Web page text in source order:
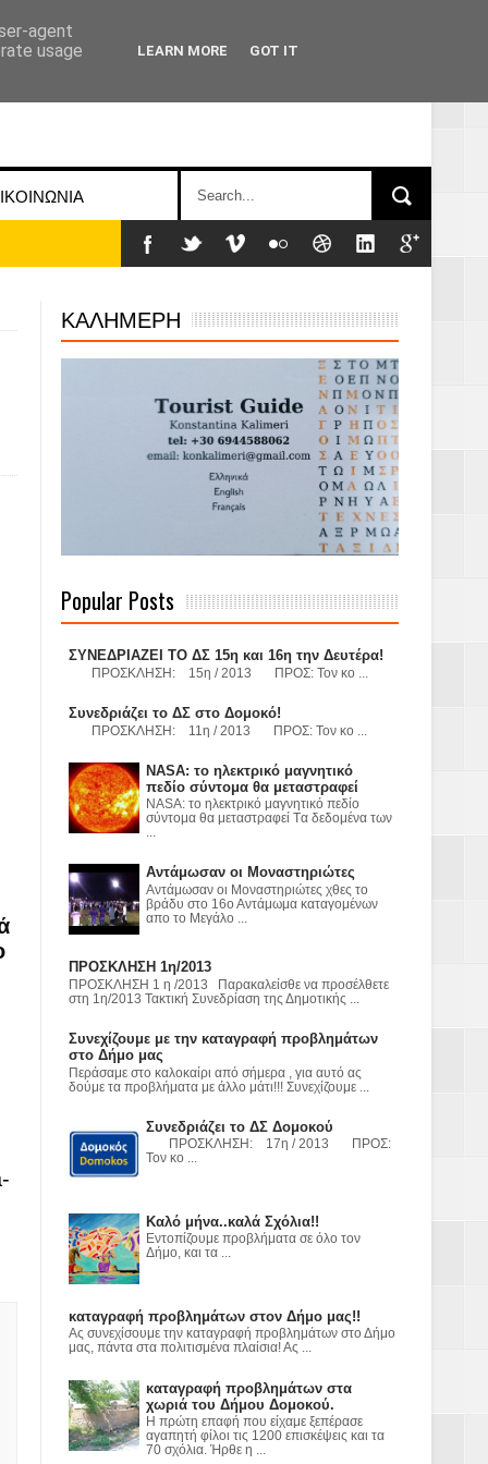
με σκοπό
ΧΥΤΑ»
ΚΑΛΗΜΕΡΗ
Popular Posts
ΣΥΝΕΔΡΙΑΖΕΙ ΤΟ ΔΣ 15η και 16η την Δευτέρα!
ΠΡΟΣΚΛΗΣΗ: 15η / 2013 ΠΡΟΣ: Τον κο ...
Συνεδριάζει το ΔΣ στο Δομοκό!
ΠΡΟΣΚΛΗΣΗ: 11η / 2013 ΠΡΟΣ: Τον κο ...
NASA: το ηλεκτρικό μαγνητικό
πεδίο σύντομα θα μεταστραφεί
NASA: το ηλεκτρικό μαγνητικό πεδίο
σύντομα θα μεταστραφεί Tα δεδομένα των
Αντάμωσαν οι Μοναστηριώτες
Αντάμωσαν οι Μοναστηριώτες χθες το
βράδυ στο 16ο Αντάμωμα καταγομένων
απο το Μεγάλο ...
ΠΡΟΣΚΛΗΣΗ 1η/2013
ΠΡΟΣΚΛΗΣΗ 1 η /2013 Παρακαλείσθε να προσέλθετε
στη 1η/2013 Τακτική Συνεδρίαση της Δημοτικής ...
Συνεχίζουμε με την καταγραφή προβλημάτων
στο Δήμο μας
Περάσαμε στο καλοκαίρι από σήμερα , για αυτό ας
δούμε τα προβλήματα με άλλο μάτι!!! Συνεχίζουμε ...
Συνεδριάζει το ΔΣ Δομοκού
ΠΡΟΣΚΛΗΣΗ: 17η / 2013 ΠΡΟΣ:
Τον κο ...
Καλό μήνα..καλά Σχόλια!!
Εντοπίζουμε προβλήματα σε όλο τον
Δήμο, και τα ...
καταγραφή προβλημάτων στον Δήμο μας!!
Ας συνεχίσουμε την καταγραφή προβλημάτων στο Δήμο
μας, πάντα στα πολιτισμένα πλαίσια! Ας ...
καταγραφή προβλημάτων στα
χωριά του Δήμου Δομοκού.
Η πρώτη επαφή που είχαμε ξεπέρασε
αγαπητή φίλοι τις 1200 επισκέψεις και τα
70 σχόλια. Ήρθε η ...
agent
usage
LEARN MORE GOT IT